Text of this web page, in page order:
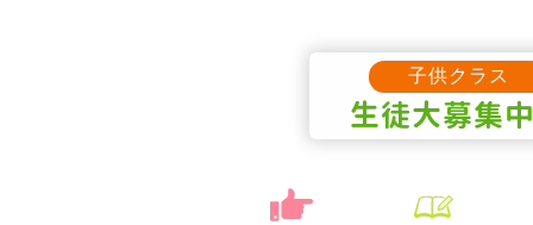
子供クラス
生徒大募集